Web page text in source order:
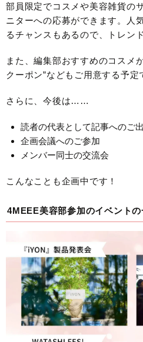
部員限定でコスメや美容雑貨の
ニターへの応募ができます。人
るチャンスもあるので、トレン
また、編集部おすすめのコスメ
クーポン”などもご用意する予定
さらに、今後は……
読者の代表として記事へのご
企画会議へのご参加
メンバー同士の交流会
こんなことも企画中です！
4MEEE美容部参加のイベントの